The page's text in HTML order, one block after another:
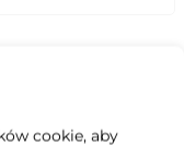
cookie, aby